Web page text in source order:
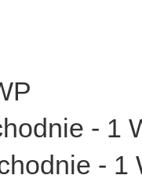
- 1
- 1